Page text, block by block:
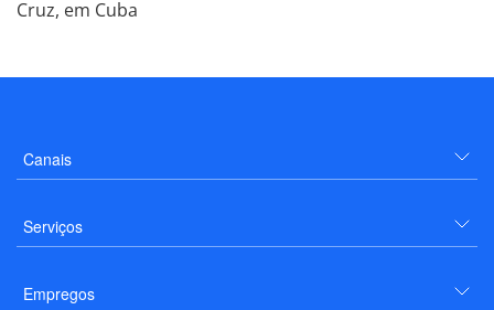
Cruz, em Cuba
Canais
Serviços
Empregos